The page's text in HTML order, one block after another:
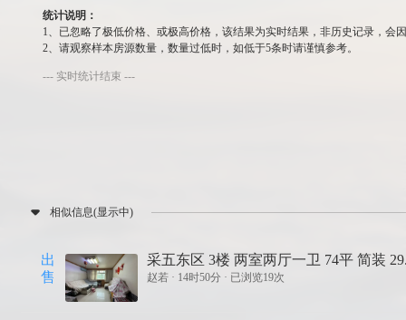
统计说明：
1、已忽略了极低价格、或极高价格，该结果为实时结果，非历史记录，会
2、请观察样本房源数量，数量过低时，如低于5条时请谨慎参考。
--- 实时统计结束 ---
相似信息(显示中)
出
售
采五东区 3楼 两室两厅一卫 74平 简装
赵若 · 14时50分 · 已浏览19次